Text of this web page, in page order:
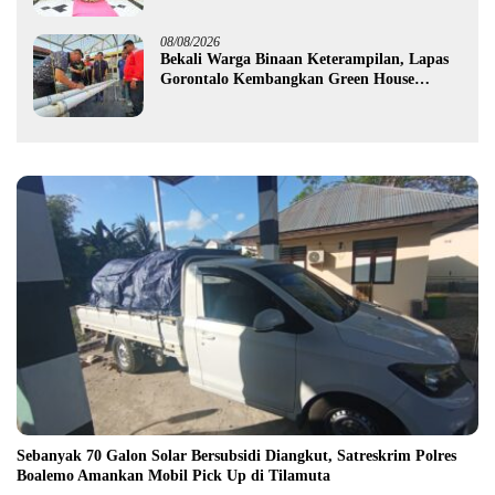
08/08/2026
Bekali Warga Binaan Keterampilan, Lapas
Gorontalo Kembangkan Green House
Sebanyak 70 Galon Solar Bersubsidi Diangkut, Satreskrim Polres
Boalemo Amankan Mobil Pick Up di Tilamuta